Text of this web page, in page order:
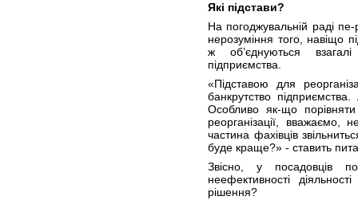
Які підстави?
На погоджувальній раді
нерозуміння того, навіщо
ж об’єднуються
підприємства.
«Підставою для
банкрутство
Особливо як-що
реорганізації, вважаємо,
частина фахівців
буде краще?» - ставить
Звісно, у посадовців
неефективності
рішення?